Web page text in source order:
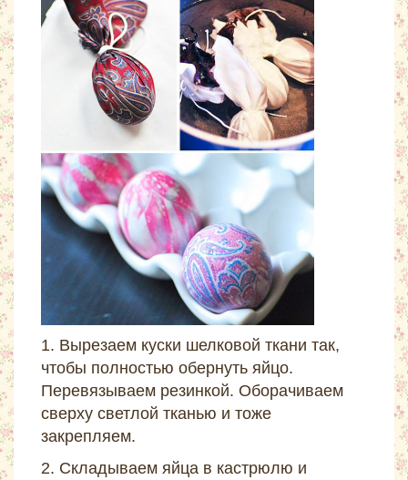
1. Вырезаем куски шелковой ткани так,
чтобы полностью обернуть яйцо.
Перевязываем резинкой. Оборачиваем
сверху светлой тканью и тоже
закрепляем.
2. Складываем яйца в кастрюлю и